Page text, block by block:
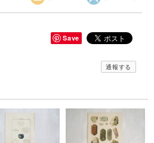
Save
通報する